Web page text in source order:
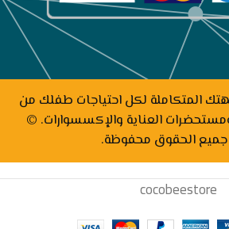
المتكاملة لكل احتياجات طفلك من
العناية والإكسسوارات. ©
cocobeestore